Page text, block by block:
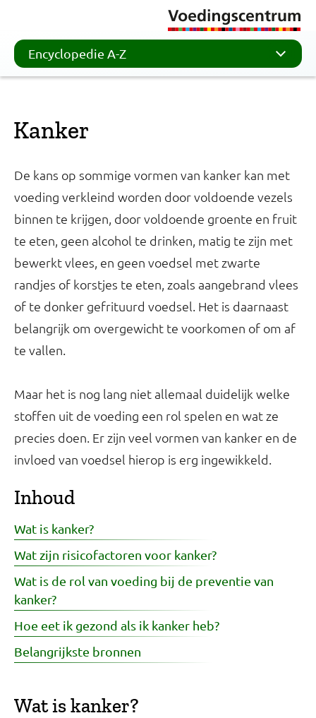
Encyclopedie A-Z
Kanker
De kans op sommige vormen van kanker kan met
voeding verkleind worden door voldoende vezels
binnen te krijgen, door voldoende groente en fruit
te eten, geen alcohol te drinken, matig te zijn met
bewerkt vlees, en geen voedsel met zwarte
randjes of korstjes te eten, zoals aangebrand vlees
of te donker gefrituurd voedsel. Het is daarnaast
belangrijk om overgewicht te voorkomen of om af
te vallen.
Maar het is nog lang niet allemaal duidelijk welke
stoffen uit de voeding een rol spelen en wat ze
precies doen. Er zijn veel vormen van kanker en de
invloed van voedsel hierop is erg ingewikkeld.
Inhoud
Wat is kanker?
Wat zijn risicofactoren voor kanker?
Wat is de rol van voeding bij de preventie van
kanker?
Hoe eet ik gezond als ik kanker heb?
Belangrijkste bronnen
Wat is kanker?